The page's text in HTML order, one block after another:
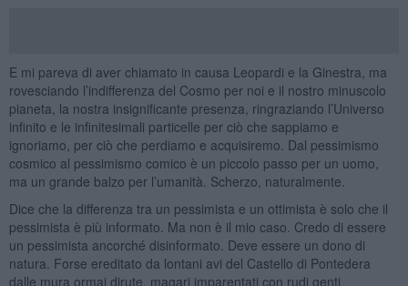
E mi pareva di aver chiamato in causa Leopardi e la Ginestra, ma
rovesciando l’indifferenza del Cosmo per noi e il nostro minuscolo
pianeta, la nostra insignificante presenza, ringraziando l’Universo
infinito e le infinitesimali particelle per ciò che sappiamo e
ignoriamo, per ciò che perdiamo e acquisiremo. Dal pessimismo
cosmico al pessimismo comico è un piccolo passo per un uomo,
ma un grande balzo per l’umanità. Scherzo, naturalmente.
Dice che la differenza tra un pessimista e un ottimista è solo che il
pessimista è più informato. Ma non è il mio caso. Credo di essere
un pessimista ancorché disinformato. Deve essere un dono di
natura. Forse ereditato da lontani avi del Castello di Pontedera
dalle mura ormai dirute, magari imparentati con rudi genti